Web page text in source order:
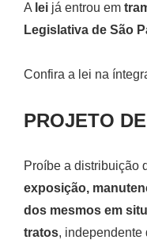
A lei já entrou em
Legislativa de São
Confira a lei na
PROJETO
Proíbe a distribuição
exposição,
dos mesmos em
tratos, independente